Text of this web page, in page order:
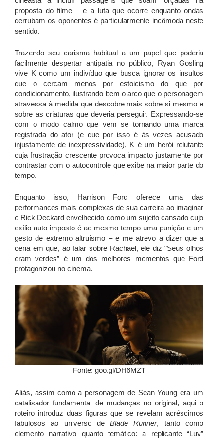
proposta do filme – e a luta que ocorre enquanto ondas
derrubam os oponentes é particularmente incômoda neste
sentido.
Trazendo seu carisma habitual a um papel que poderia
facilmente despertar antipatia no público, Ryan Gosling
vive K como um indivíduo que busca ignorar os insultos
que o cercam menos por estoicismo do que por
condicionamento, ilustrando bem o arco que o personagem
atravessa à medida que descobre mais sobre si mesmo e
sobre as criaturas que deveria perseguir. Expressando-se
com o modo calmo que vem se tornando uma marca
registrada do ator (e que por isso é às vezes acusado
injustamente de inexpressividade), K é um herói relutante
cuja frustração crescente provoca impacto justamente por
contrastar com o autocontrole que exibe na maior parte do
tempo.
Enquanto isso, Harrison Ford oferece uma das
performances mais complexas de sua carreira ao imaginar
o Rick Deckard envelhecido como um sujeito cansado cujo
exílio auto imposto é ao mesmo tempo uma punição e um
gesto de extremo altruísmo – e me atrevo a dizer que a
cena em que, ao falar sobre Rachael, ele diz “Seus olhos
eram verdes” é um dos melhores momentos que Ford
protagonizou no cinema.
Fonte: goo.gl/DH6MZT
Aliás, assim como a personagem de Sean Young era um
catalisador fundamental de mudanças no original, aqui o
roteiro introduz duas figuras que se revelam acréscimos
fabulosos ao universo deBlade Runner, tanto como
elemento narrativo quanto temático: a replicante “Luv”